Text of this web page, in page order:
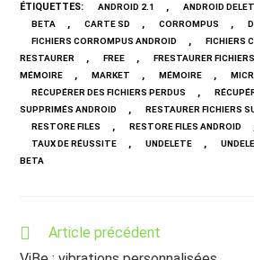
ÉTIQUETTES: ANDROID 2.1 , ANDROID
BETA , CARTE SD , CORROMPUS ,
FICHIERS CORROMPUS ANDROID ,
FICHIERS
RESTAURER
, FREE ,
FRESTAURER
MÉMOIRE
, MARKET , MÉMOIRE ,
RÉCUPÉRER DES FICHIERS PERDUS ,
SUPPRIMÉS ANDROID
, RESTAURER FICHIERS
RESTORE FILES , RESTORE FILES ANDROID
TAUX DE RÉUSSITE , UNDELETE ,
BETA
Read Article précédent